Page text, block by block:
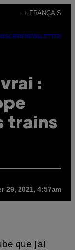
+ FRANÇAIS
NEWSLETTER
:
trains
29, 2021, 4:57am
que j’ai